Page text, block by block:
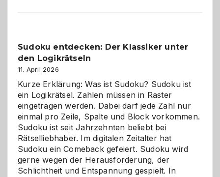
Sudoku entdecken: Der Klassiker unter
den Logikrätseln
11. April 2026
Kurze Erklärung: Was ist Sudoku? Sudoku ist
ein Logikrätsel. Zahlen müssen in Raster
eingetragen werden. Dabei darf jede Zahl nur
einmal pro Zeile, Spalte und Block vorkommen.
Sudoku ist seit Jahrzehnten beliebt bei
Rätselliebhaber. Im digitalen Zeitalter hat
Sudoku ein Comeback gefeiert. Sudoku wird
gerne wegen der Herausforderung, der
Schlichtheit und Entspannung gespielt. In